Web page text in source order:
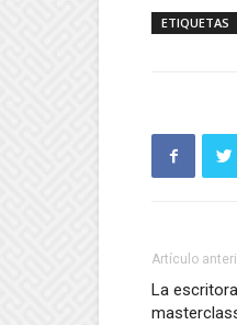
ETIQUETAS
Artículo
La